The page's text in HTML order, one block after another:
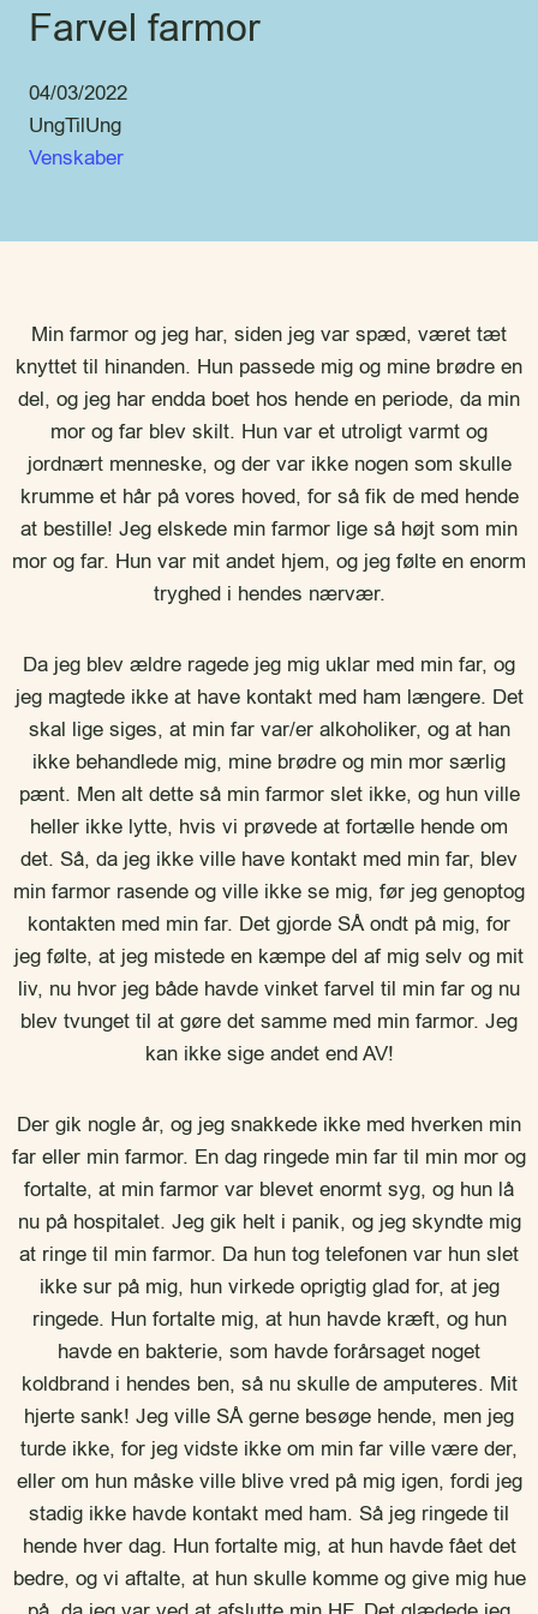
Farvel farmor
04/03/2022
UngTilUng
Venskaber
Min farmor og jeg har, siden jeg var spæd, været tæt
knyttet til hinanden. Hun passede mig og mine brødre en
del, og jeg har endda boet hos hende en periode, da min
mor og far blev skilt. Hun var et utroligt varmt og
jordnært menneske, og der var ikke nogen som skulle
krumme et hår på vores hoved, for så fik de med hende
at bestille! Jeg elskede min farmor lige så højt som min
mor og far. Hun var mit andet hjem, og jeg følte en enorm
tryghed i hendes nærvær.
Da jeg blev ældre ragede jeg mig uklar med min far, og
jeg magtede ikke at have kontakt med ham længere. Det
skal lige siges, at min far var/er alkoholiker, og at han
ikke behandlede mig, mine brødre og min mor særlig
pænt. Men alt dette så min farmor slet ikke, og hun ville
heller ikke lytte, hvis vi prøvede at fortælle hende om
det. Så, da jeg ikke ville have kontakt med min far, blev
min farmor rasende og ville ikke se mig, før jeg genoptog
kontakten med min far. Det gjorde SÅ ondt på mig, for
jeg følte, at jeg mistede en kæmpe del af mig selv og mit
liv, nu hvor jeg både havde vinket farvel til min far og nu
blev tvunget til at gøre det samme med min farmor. Jeg
kan ikke sige andet end AV!
Der gik nogle år, og jeg snakkede ikke med hverken min
far eller min farmor. En dag ringede min far til min mor og
fortalte, at min farmor var blevet enormt syg, og hun lå
nu på hospitalet. Jeg gik helt i panik, og jeg skyndte mig
at ringe til min farmor. Da hun tog telefonen var hun slet
ikke sur på mig, hun virkede oprigtig glad for, at jeg
ringede. Hun fortalte mig, at hun havde kræft, og hun
havde en bakterie, som havde forårsaget noget
koldbrand i hendes ben, så nu skulle de amputeres. Mit
hjerte sank! Jeg ville SÅ gerne besøge hende, men jeg
turde ikke, for jeg vidste ikke om min far ville være der,
eller om hun måske ville blive vred på mig igen, fordi jeg
stadig ikke havde kontakt med ham. Så jeg ringede til
hende hver dag. Hun fortalte mig, at hun havde fået det
bedre, og vi aftalte, at hun skulle komme og give mig hue